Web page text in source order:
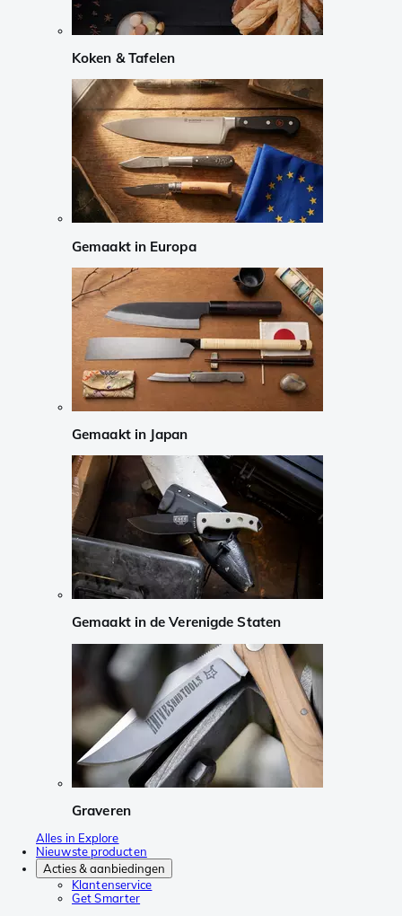
Koken & Tafelen
Gemaakt in Europa
Gemaakt in Japan
Gemaakt in de Verenigde Staten
Graveren
Alles in Explore
Nieuwste producten
Acties & aanbiedingen
Klantenservice
Get Smarter